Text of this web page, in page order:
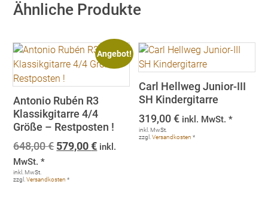
Ähnliche Produkte
Angebot!
Antonio Rubén R3
Klassikgitarre 4/4
Größe – Restposten !
648,00€ Ursprünglicher
579,00€Aktueller
inkl.
MwSt. *
inkl. MwSt.
zzgl.Versandkosten *
Carl Hellweg Junior-III
SH Kindergitarre
319,00€ inkl. MwSt. *
inkl. MwSt.
zzgl.Versandkosten *